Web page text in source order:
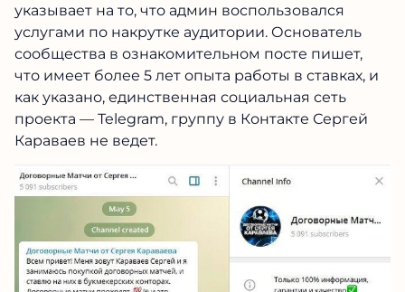
указывает на то, что админ воспользовался
услугами по накрутке аудитории. Основатель
сообщества в ознакомительном посте пишет,
что имеет более 5 лет опыта работы в ставках, и
как указано, единственная социальная сеть
проекта — Telegram, группу в Контакте Сергей
Караваев не ведет.